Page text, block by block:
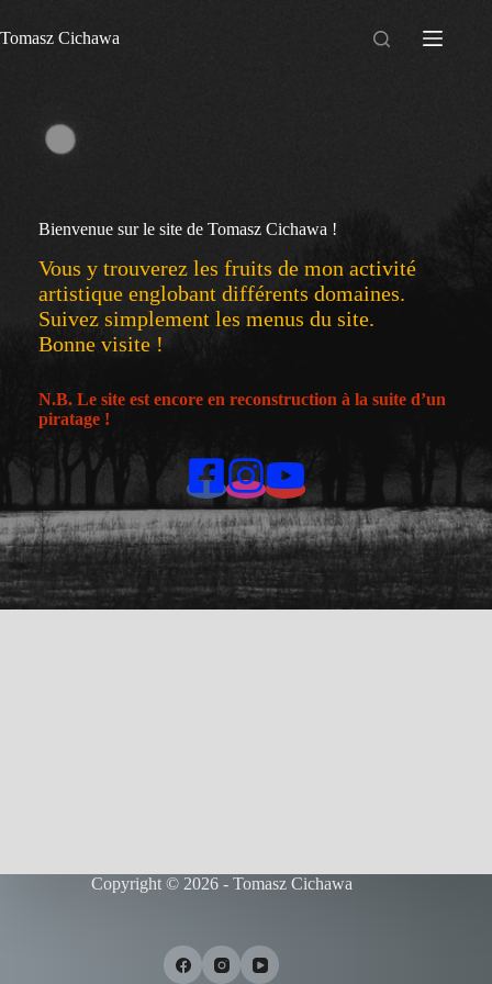
au
contenu
Tomasz Cichawa
Bienvenue sur le site de Tomasz Cichawa !
Vous y trouverez les fruits de mon activité
artistique englobant différents domaines.
Suivez simplement les menus du site.
Bonne visite !
N.B. Le site est encore en reconstruction à la suite d’un
piratage !
Copyright © 2026 - Tomasz Cichawa